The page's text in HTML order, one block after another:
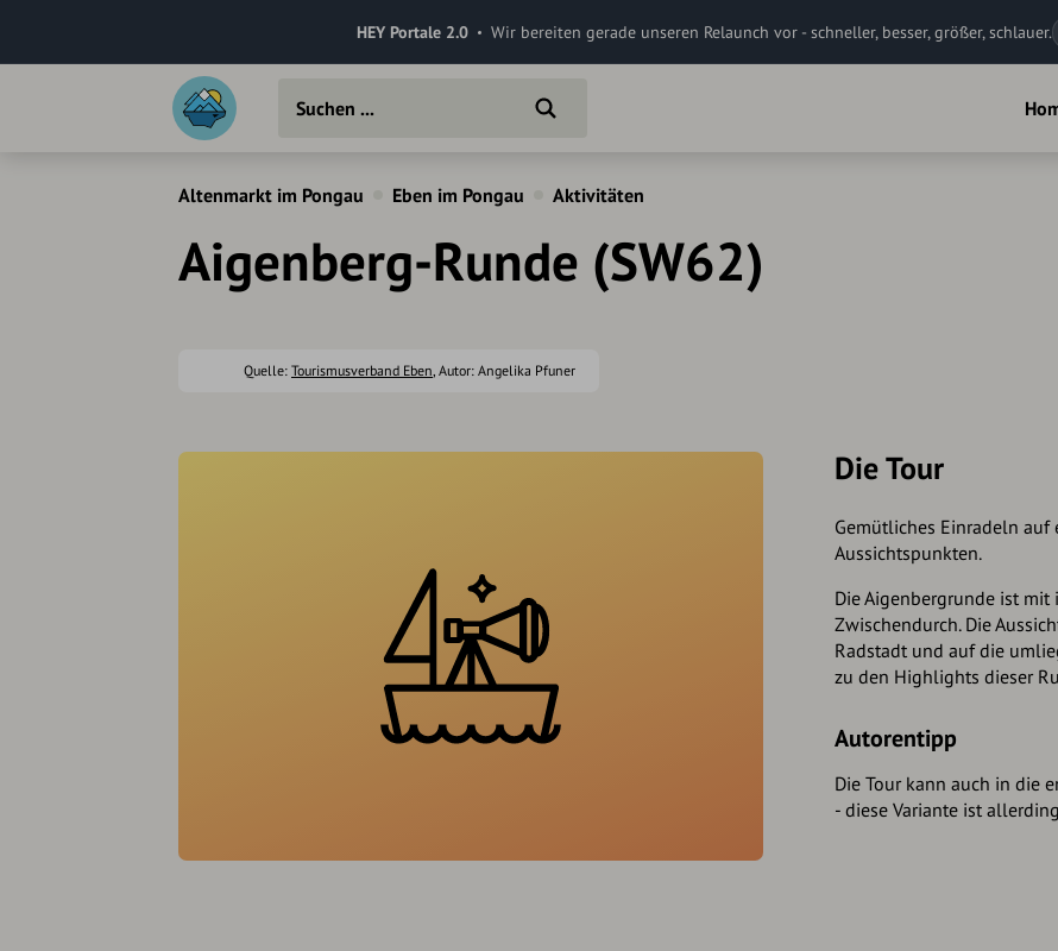
HEY Portale 2.0 Wir bereiten gerade unseren Relaunch vor - schneller, besser, größer, schlauer.
Altenmarkt im Pongau Eben im Pongau Aktivitäten
Aigenberg-Runde (SW62)
Quelle: Tourismusverband Eben, Autor: Angelika Pfuner
Die Tour
Gemütliches Einradeln
Aussichtspunkten.
Die Aigenbergrunde ist
Zwischendurch. Die
Radstadt und auf die
zu den Highlights dieser
Autorentipp
Die Tour kann auch in die
- diese Variante ist